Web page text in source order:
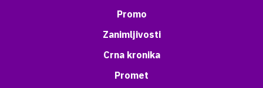
Promo
Zanimljivosti
Crna kronika
Promet